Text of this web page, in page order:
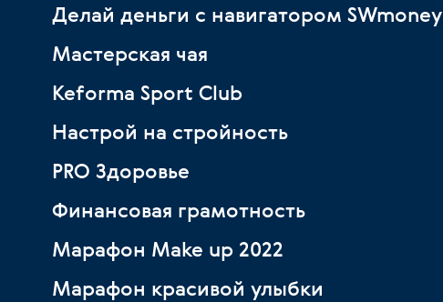
Делай деньги с навигатором SWmoney
Мастерская чая
Keforma Sport Club
Настрой на стройность
PRO Здоровье
Финансовая грамотность
Марафон Make up 2022
Марафон красивой улыбки